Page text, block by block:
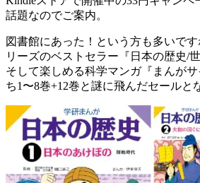
話題なのでご案内。
図書館にあった！という方も多いで
リーズのベストセラー『日本の歴史/
そして楽しめる科学マンガ『まんが
ち1〜8巻+12巻と謎に飛んだセールと